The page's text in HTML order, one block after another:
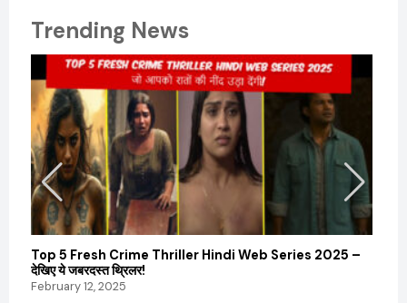
Trending News
Top 5 Fresh Crime Thriller Hindi Web Series 2025 –
देखिए ये जबरदस्त थ्रिलर!
February 12, 2025